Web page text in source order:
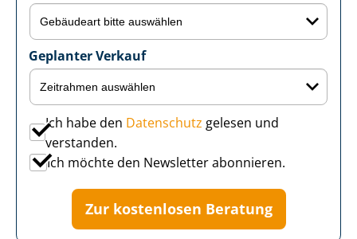
Geplanter Verkauf
Ich habe den Datenschutz gelesen und
verstanden.
Ich möchte den Newsletter abonnieren.
Zur kostenlosen Beratung